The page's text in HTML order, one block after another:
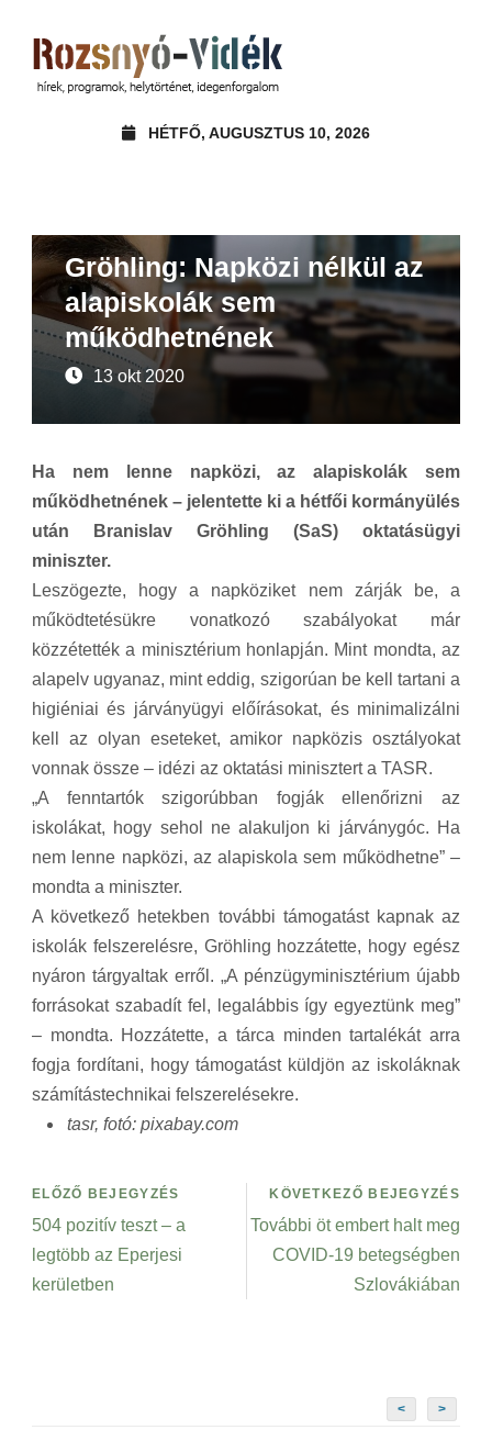
HÉTFŐ, AUGUSZTUS 10, 2026
Gröhling: Napközi nélkül az
alapiskolák sem
működhetnének
13 okt 2020
Ha nem lenne napközi, az alapiskolák sem
működhetnének – jelentette ki a hétfői kormányülés
után Branislav Gröhling (SaS) oktatásügyi
miniszter.
Leszögezte, hogy a napköziket nem zárják be, a
működtetésükre vonatkozó szabályokat már
közzétették a minisztérium honlapján. Mint mondta, az
alapelv ugyanaz, mint eddig, szigorúan be kell tartani a
higiéniai és járványügyi előírásokat, és minimalizálni
kell az olyan eseteket, amikor napközis osztályokat
vonnak össze – idézi az oktatási minisztert a TASR.
„A fenntartók szigorúbban fogják ellenőrizni az
iskolákat, hogy sehol ne alakuljon ki járványgóc. Ha
nem lenne napközi, az alapiskola sem működhetne” –
mondta a miniszter.
A következő hetekben további támogatást kapnak az
iskolák felszerelésre, Gröhling hozzátette, hogy egész
nyáron tárgyaltak erről. „A pénzügyminisztérium újabb
forrásokat szabadít fel, legalábbis így egyeztünk meg”
– mondta. Hozzátette, a tárca minden tartalékát arra
fogja fordítani, hogy támogatást küldjön az iskoláknak
számítástechnikai felszerelésekre.
tasr, fotó: pixabay.com
ELŐZŐ BEJEGYZÉS
504 pozitív teszt – a
legtöbb az Eperjesi
kerületben
KÖVETKEZŐ BEJEGYZÉS
További öt embert halt meg
COVID-19 betegségben
Szlovákiában
< >